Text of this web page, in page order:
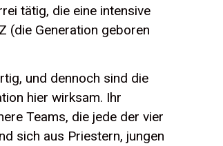
tätig, die eine intensive
(die Generation geboren
und dennoch sind die
hier wirksam. Ihr
Teams, die jede der vier
sich aus Priestern, jungen